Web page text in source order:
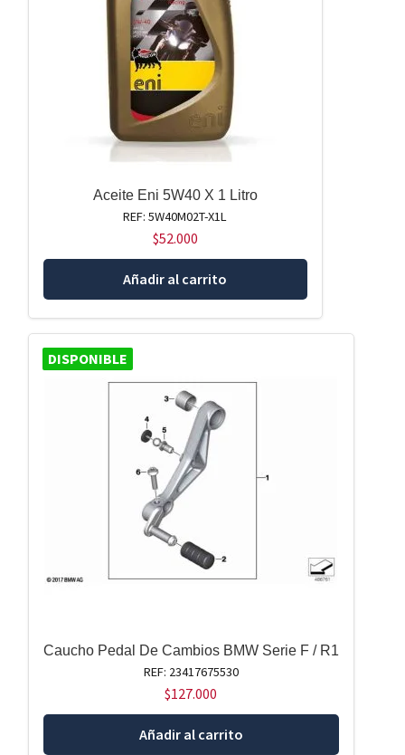
Aceite Eni 5W40 X 1 Litro
REF: 5W40M02T-X1L
$52.000
Añadir al carrito
DISPONIBLE
Caucho Pedal De Cambios BMW Serie F / R1
REF: 23417675530
$127.000
Añadir al carrito